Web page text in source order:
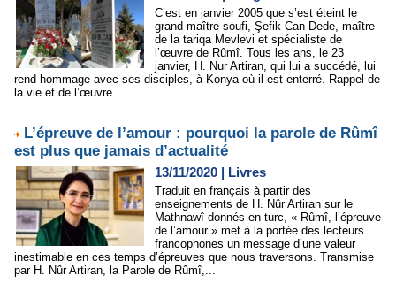
C’est en janvier 2005 que s’est éteint le
grand maître soufi, Şefik Can Dede, maître
de la tariqa Mevlevi et spécialiste de
l’œuvre de Rûmî. Tous les ans, le 23
janvier, H. Nur Artiran, qui lui a succédé, lui
rend hommage avec ses disciples, à Konya où il est enterré. Rappel de
la vie et de l’œuvre...
L’épreuve de l’amour : pourquoi la parole de Rûmî
est plus que jamais d’actualité
13/11/2020 | Livres
Traduit en français à partir des
enseignements de H. Nûr Artiran sur le
Mathnawî donnés en turc, « Rûmî, l’épreuve
de l’amour » met à la portée des lecteurs
francophones un message d’une valeur
inestimable en ces temps d’épreuves que nous traversons. Transmise
par H. Nûr Artiran, la Parole de Rûmî,...